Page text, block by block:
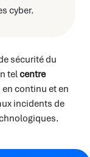
cyber.
sécurité du
telcentre
continu et en
incidents de